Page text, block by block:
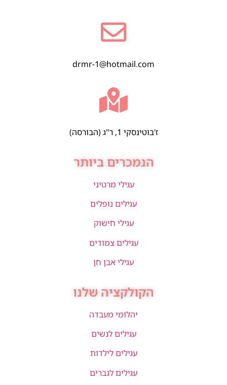
drmr-1@hotmail.com
ז'בוטינסקי 1, ר"ג (הבורסה)
הנמכרים ביותר
עגילי מרטיני
עגילים נופלים
עגילי חישוק
עגילים צמודים
עגילי אבן חן
הקולקציה שלנו
יהלומי מעבדה
עגילים לנשים
עגילים לילדות
עגילים לגברים